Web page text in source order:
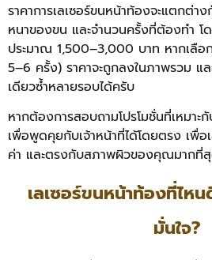
ราคาการเลเซอร์ขนหน้าท้องจะแตกต่
หนาของขน และจำนวนครั้งที่ต้องทำ โ
ประมาณ 1,500–3,000 บาท หากเลือก
5–6 ครั้ง) ราคาจะถูกลงในภาพรวม แ
เดียวซ้ำหลายรอบได้ครับ
หากต้องการสอบถามโปรโมชั่นที่เหมา
เพื่อพูดคุยกับเจ้าหน้าที่ได้โดยตรง เพื่อ
ค่า และตรงกับสภาพผิวของคุณมากที่
เลเซอร์ขนหน้าท้องที่ไห
มั่นใจ?